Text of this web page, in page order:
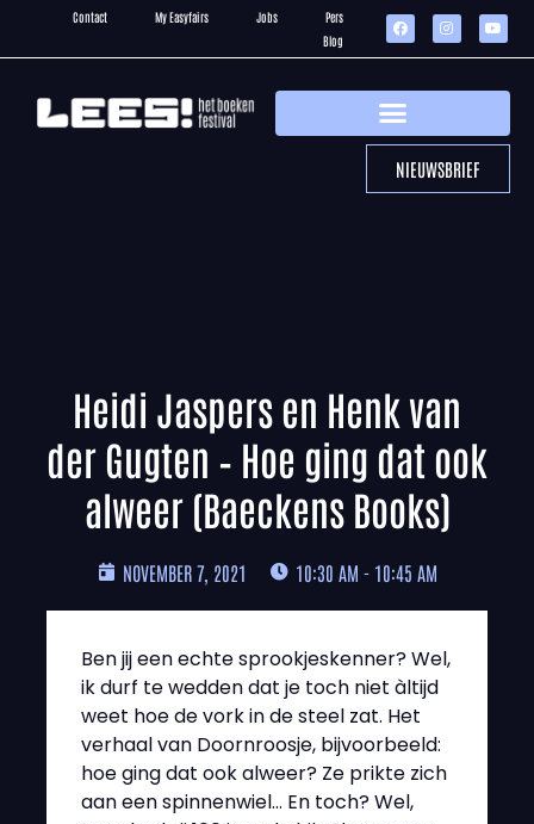
Contact My Easyfairs Jobs
Pers
Blog
NIEUWSBRIEF
Heidi Jaspers en Henk van
der Gugten – Hoe ging dat ook
alweer (Baeckens Books)
NOVEMBER 7, 2021 10:30 AM - 10:45 AM
Ben jij een echte sprookjeskenner? Wel,
ik durf te wedden dat je toch niet àltijd
weet hoe de vork in de steel zat. Het
verhaal van Doornroosje, bijvoorbeeld:
hoe ging dat ook alweer? Ze prikte zich
aan een spinnenwiel… En toch? Wel,